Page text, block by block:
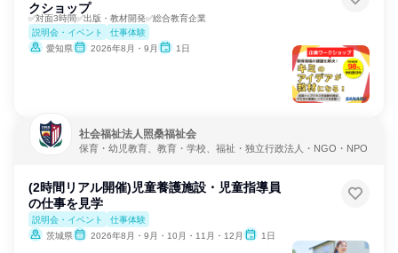
クショップ
✅対面3時間✅出版・教材開発✅総合教育企業
説明会・イベント
仕事体験
愛知県
2026年8月・9月 1日
社会福祉法人照桑福祉会
保育・幼児教育、教育・学校、福祉・独立行政法人・NGO・NPO
(2時間リアル開催)児童養護施設・児童指導員
の仕事を見学
説明会・イベント
仕事体験
茨城県
2026年8月・9月・10月・11月・12月 1日